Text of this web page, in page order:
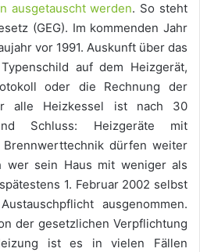
ausgetauscht werden. So steht
(GEG). Im kommenden Jahr
vor 1991. Auskunft über das
auf dem Heizgerät,
oder die Rechnung der
alle Heizkessel ist nach 30
Schluss: Heizgeräte mit
dürfen weiter
wer sein Haus mit weniger als
1. Februar 2002 selbst
ausgenommen.
der gesetzlichen Verpflichtung
ist es in vielen Fällen